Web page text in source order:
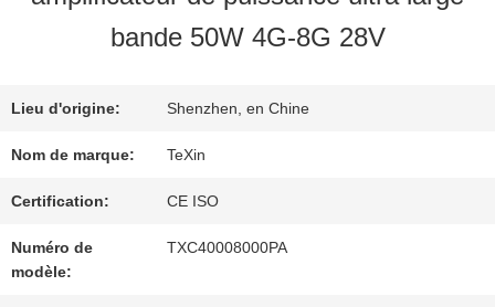
CONTRÔLE
DE
QUALITÉ
bande 50W 4G-8G 28V
Lieu d'origine: Shenzhen, en Chine
Nom de marque: TeXin
Certification: CE ISO
Numéro de
modèle:
TXC40008000PA